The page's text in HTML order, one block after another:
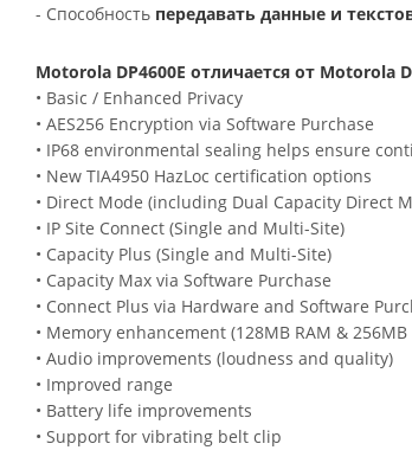
- Способность передавать данные и
Motorola DP4600E отличается от Motorola D
• Basic / Enhanced Privacy
• AES256 Encryption via Software Purchase
• IP68 environmental sealing helps ensure
• New TIA4950 HazLoc certification options
• Direct Mode (including Dual Capacity Direct
• IP Site Connect (Single and Multi-Site)
• Capacity Plus (Single and Multi-Site)
• Capacity Max via Software Purchase
• Connect Plus via Hardware and Software
• Memory enhancement (128MB RAM &
• Audio improvements (loudness and quality)
• Improved range
• Battery life improvements
• Support for vibrating belt clip